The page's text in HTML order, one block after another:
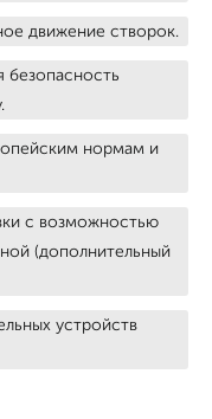
движение створок.
безопасность
нормам и
с возможностью
(дополнительный
устройств